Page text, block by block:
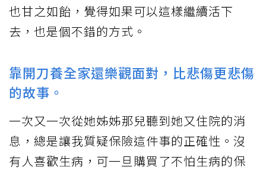
也甘之如飴，覺得如果可以這樣繼續活下
去，也是個不錯的方式。
靠開刀養全家還樂觀面對，比悲傷更悲傷
的故事。
一次又一次從她姊姊那兒聽到她又住院的消
息，總是讓我質疑保險這件事的正確性。沒
有人喜歡生病，可一旦購買了不怕生病的保